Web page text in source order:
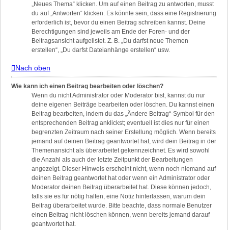
„Neues Thema“ klicken. Um auf einen Beitrag zu antworten, musst
du auf „Antworten“ klicken. Es könnte sein, dass eine Registrierung
erforderlich ist, bevor du einen Beitrag schreiben kannst. Deine
Berechtigungen sind jeweils am Ende der Foren- und der
Beitragsansicht aufgelistet. Z. B. „Du darfst neue Themen
erstellen“, „Du darfst Dateianhänge erstellen“ usw.
Nach oben
Wie kann ich einen Beitrag bearbeiten oder löschen?
Wenn du nicht Administrator oder Moderator bist, kannst du nur
deine eigenen Beiträge bearbeiten oder löschen. Du kannst einen
Beitrag bearbeiten, indem du das „Ändere Beitrag“-Symbol für den
entsprechenden Beitrag anklickst; eventuell ist dies nur für einen
begrenzten Zeitraum nach seiner Erstellung möglich. Wenn bereits
jemand auf deinen Beitrag geantwortet hat, wird dein Beitrag in der
Themenansicht als überarbeitet gekennzeichnet. Es wird sowohl
die Anzahl als auch der letzte Zeitpunkt der Bearbeitungen
angezeigt. Dieser Hinweis erscheint nicht, wenn noch niemand auf
deinen Beitrag geantwortet hat oder wenn ein Administrator oder
Moderator deinen Beitrag überarbeitet hat. Diese können jedoch,
falls sie es für nötig halten, eine Notiz hinterlassen, warum dein
Beitrag überarbeitet wurde. Bitte beachte, dass normale Benutzer
einen Beitrag nicht löschen können, wenn bereits jemand darauf
geantwortet hat.